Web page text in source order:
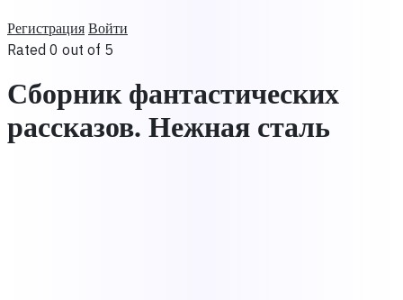
Регистрация Войти
Rated 0 out of 5
Сборник фантастических
рассказов. Нежная сталь